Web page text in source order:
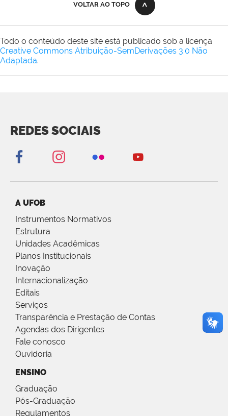
VOLTAR AO TOPO
Todo o conteúdo deste site está publicado sob a licença
Creative Commons Atribuição-SemDerivações 3.0 Não
Adaptada.
REDES SOCIAIS
A UFOB
Instrumentos Normativos
Estrutura
Unidades Acadêmicas
Planos Institucionais
Inovação
Internacionalização
Editais
Serviços
Transparência e Prestação de Contas
Agendas dos Dirigentes
Fale conosco
Ouvidoria
ENSINO
Graduação
Pós-Graduação
Regulamentos